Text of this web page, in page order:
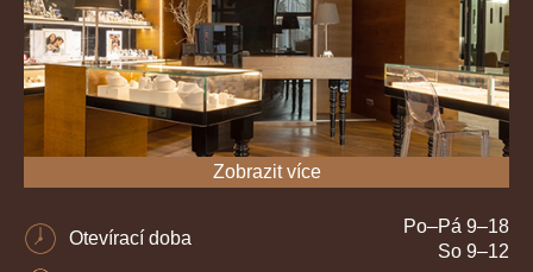
Zobrazit více
Otevírací doba
Po–Pá 9–18
So 9–12